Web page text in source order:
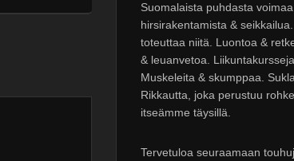
Suomalaista puhdasta
hirsirakentamista &
toteuttaa niitä. Luontoa &
& leuanvetoa.
Muskeleita & skumppaa.
Rikkautta, joka perustuu
itseämme täysillä.
Tervetuloa seuraamaan